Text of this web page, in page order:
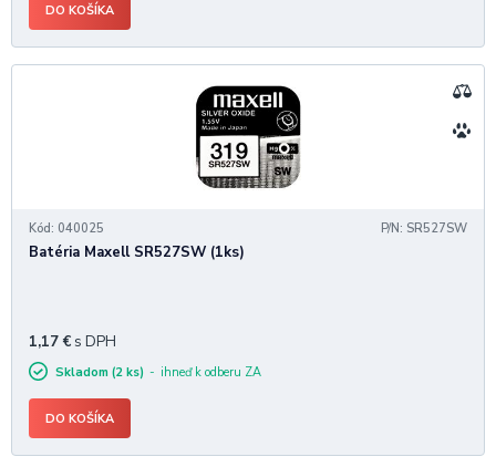
DO KOŠÍKA
Kód: 040025 P/N: SR527SW
Batéria Maxell SR527SW (1ks)
1,17 € s DPH
Skladom (2 ks) ihneď k odberu ZA
DO KOŠÍKA